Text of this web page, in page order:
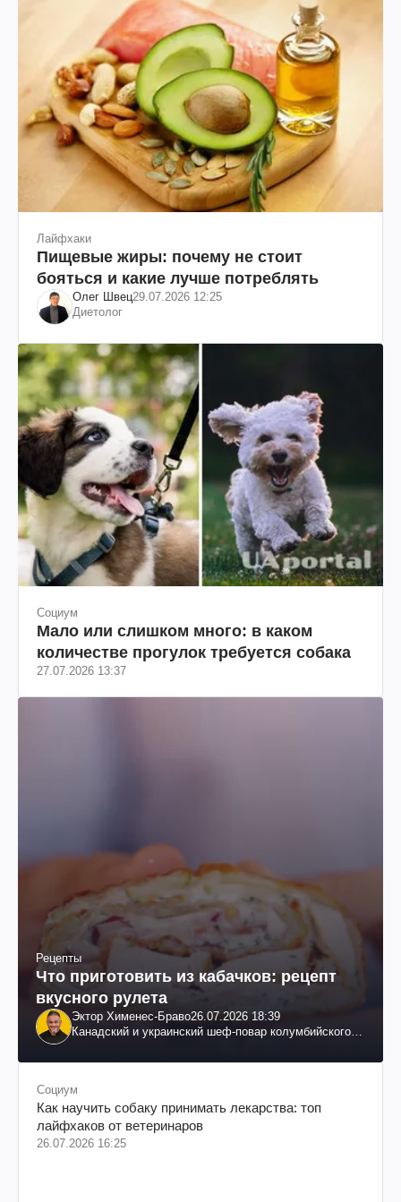
Лайфхаки
Пищевые жиры: почему не стоит
бояться и какие лучше потреблять
Олег Швец29.07.2026 12:25
Диетолог
Социум
Мало или слишком много: в каком
количестве прогулок требуется собака
27.07.2026 13:37
Рецепты
Что приготовить из кабачков: рецепт
вкусного рулета
Эктор Хименес-Браво26.07.2026 18:39
Канадский и украинский шеф-повар колумбийского
Социум
Как научить собаку принимать лекарства: топ
лайфхаков от ветеринаров
26.07.2026 16:25